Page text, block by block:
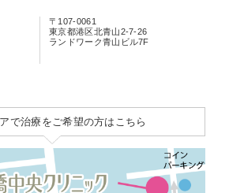
〒107-0061
東京都港区北青山2-7-26
ランドワーク青山ビル7F
で治療をご希望の方はこちら